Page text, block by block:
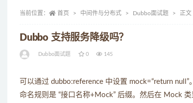
当前位置： 首页 中间件与分布式 Dubbo面试题 正文
Dubbo 支持服务降级吗？
Dubbo面试题 0 145
可以通过 dubbo:reference 中设置 mock=“return
命名规则是 “接口名称+Mock” 后缀。然后在 Mock